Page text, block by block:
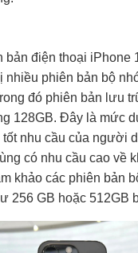
bản điện thoại iPhone
nhiều phiên bản bộ
đó phiên bản lưu
128GB. Đây là mức
tốt nhu cầu của người
có nhu cầu cao về
khảo các phiên bản
256 GB hoặc 512GB